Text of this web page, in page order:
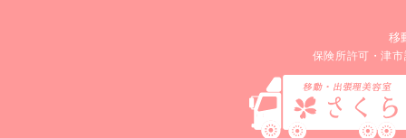
移
保険所許可・津